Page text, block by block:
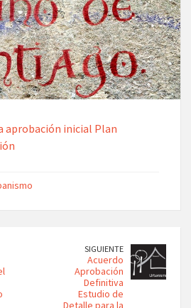
aprobación inicial Plan
SIGUIENTE
Acuerdo
Aprobación
Definitiva
Estudio de
Detalle para la